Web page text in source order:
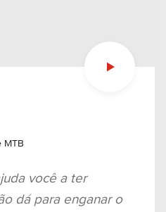
MTB
você a ter
dá para enganar o